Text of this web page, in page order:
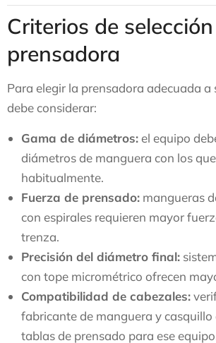
Criterios de
prensadora
Para elegir la prensadora adecuada a
debe considerar:
Gama de diámetros:el equipo
diámetros de manguera con los
habitualmente.
Fuerza de prensado: mangueras
con espirales requieren mayor
trenza.
Precisión del diámetro final:
con tope micrométrico ofrecen
Compatibilidad de cabezales:
fabricante de manguera y casquillo
tablas de prensado para ese